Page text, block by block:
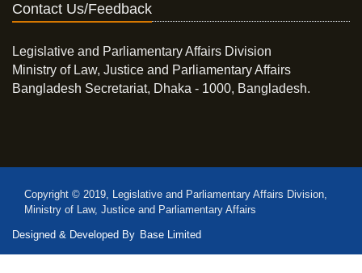
Contact Us/Feedback
Legislative and Parliamentary Affairs Division
Ministry of Law, Justice and Parliamentary Affairs
Bangladesh Secretariat, Dhaka - 1000, Bangladesh.
Copyright © 2019, Legislative and Parliamentary Affairs Division,
Ministry of Law, Justice and Parliamentary Affairs
Designed & Developed By Base Limited